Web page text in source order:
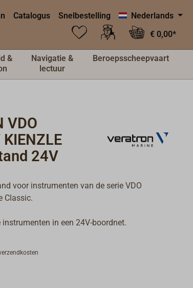
Catalogus Snelbestelling
Nederlands
€ 0,00*
&
Navigatie &
lectuur
Beroepsscheepvaart
VDO
24V
voor instrumenten van de serie VDO
Classic.
in een 24V-boordnet.